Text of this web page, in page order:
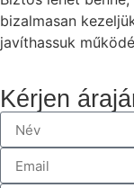
bizalmasan
javíthassuk
Kérjen